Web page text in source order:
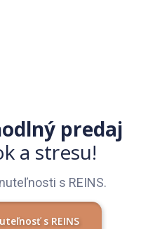
predaj
a stresu!
s REINS.
s REINS